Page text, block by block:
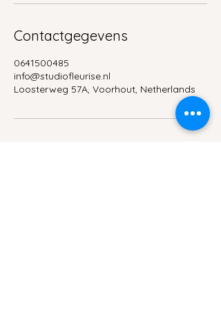
Contactgegevens
0641500485
info@studiofleurise.nl
Loosterweg 57A, Voorhout, Netherlands